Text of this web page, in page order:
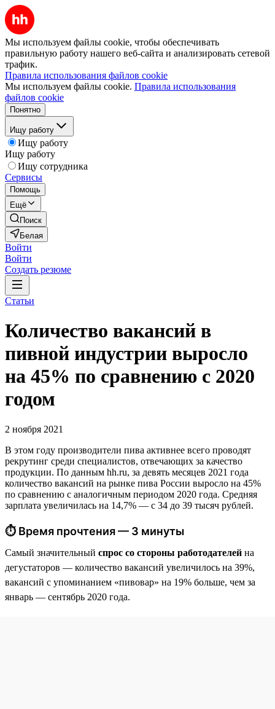
Мы используем файлы cookie, чтобы обеспечивать
правильную работу нашего веб-сайта и анализировать сетевой
трафик.
Правила использования файлов cookie
Мы используем файлы cookie. Правила использования
файлов cookie
Понятно
Ищу работу
Ищу работу
Ищу работу
Ищу сотрудника
Сервисы
Помощь
Ещё
Поиск
Белая
Войти
Войти
Создать резюме
Статьи
Количество вакансий в
пивной индустрии выросло
на 45% по сравнению с 2020
годом
2 ноября 2021
В этом году производители пива активнее всего проводят
рекрутинг среди специалистов, отвечающих за качество
продукции. По данным hh.ru, за девять месяцев 2021 года
количество вакансий на рынке пива России выросло на 45%
по сравнению с аналогичным периодом 2020 года. Средняя
зарплата увеличилась на 14,7% — с 34 до 39 тысяч рублей.
⏱ Время прочтения — 3 минуты
Самый значительный спрос со стороны работодателей на
дегустаторов — количество вакансий увеличилось на 39%,
вакансий с упоминанием «пивовар» на 19% больше, чем за
январь — сентябрь 2020 года.